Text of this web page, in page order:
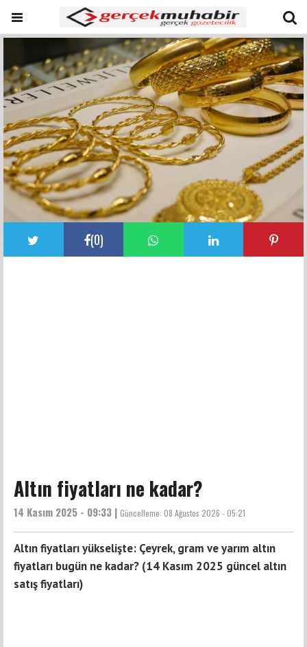
(0)
Altın fiyatları ne kadar?
14 Kasım 2025 - 09:33 | Güncelleme: 08 Ağustos 2026 - 05:21
Altın fiyatları yükselişte: Çeyrek, gram ve yarım altın
fiyatları bugün ne kadar? (14 Kasım 2025 güncel altın
satış fiyatları)